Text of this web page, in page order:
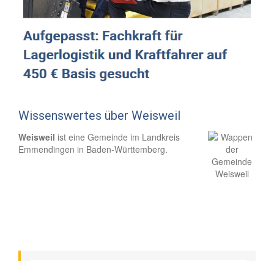
Wissenswertes über Weisweil
Weisweil ist eine Gemeinde im Landkreis
Emmendingen in Baden-Württemberg.